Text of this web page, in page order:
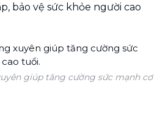
bảo vệ sức khỏe người cao
giúp tăng cường sức mạnh cơ